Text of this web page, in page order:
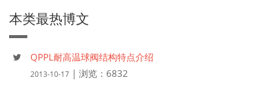
本类最热博文
QPPL耐高温球阀结构特点介绍
2013-10-17 | 浏览：6832